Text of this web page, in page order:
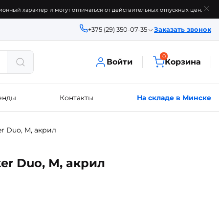
характер и могут отличаться от действительных отпускных цен.
+375 (29) 350-07-35 Заказать звонок
Войти
0
Корзина
Контакты На складе в Минске
Duo, М, акрил
Duo, М, акрил